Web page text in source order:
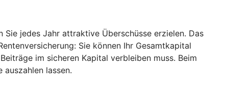
jedes Jahr attraktive Überschüsse erzielen. Das
Sie können Ihr Gesamtkapital
im sicheren Kapital verbleiben muss. Beim
lassen.